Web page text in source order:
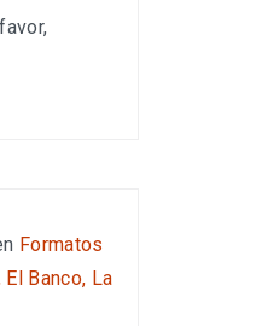
Formatos
Banco, La